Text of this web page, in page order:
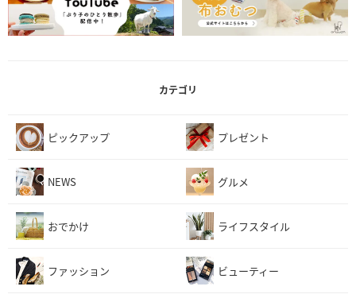
カテゴリ
ピックアップ プレゼント
NEWS グルメ
おでかけ ライフスタイル
ファッション ビューティー